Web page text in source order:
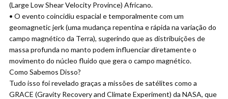
(Large Low Shear Velocity Province) Africano.
• O evento coincidiu espacial e temporalmente com um
geomagnetic jerk (uma mudança repentina e rápida na variação do
campo magnético da Terra), sugerindo que as distribuições de
massa profunda no manto podem influenciar diretamente o
movimento do núcleo fluido que gera o campo magnético.
Como Sabemos Disso?
Tudo isso foi revelado graças a missões de satélites como a
GRACE (Gravity Recovery and Climate Experiment) da NASA, que